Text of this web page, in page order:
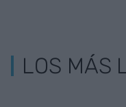
LOS MÁS